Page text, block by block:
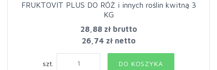
FRUKTOVIT PLUS DO RÓŻ i innych roślin kwitną 3
KG
28,88 złbrutto
26,74 zł netto
szt. DO KOSZYKA